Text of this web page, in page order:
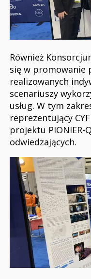
Również
się w
realizowanych
scenariuszy
usług. W tym
reprezentujący
projektu PIONIER-
odwiedzających.